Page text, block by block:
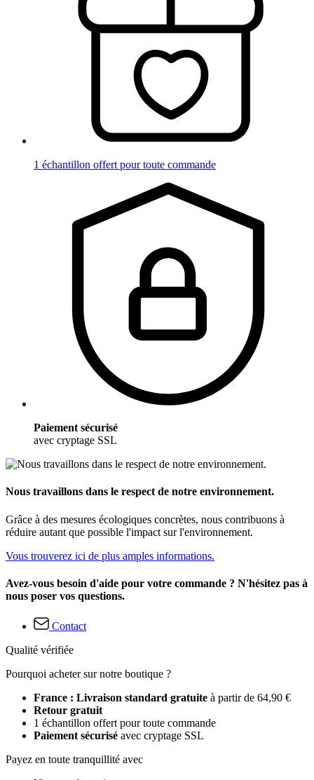
1 échantillon offert pour toute commande
Paiement sécurisé
avec cryptage SSL
Nous travaillons dans le respect de notre environnement.
Grâce à des mesures écologiques concrètes, nous contribuons à
réduire autant que possible l'impact sur l'environnement.
Vous trouverez ici de plus amples informations.
Avez-vous besoin d'aide pour votre commande ? N'hésitez pas à
nous poser vos questions.
Contact
Qualité vérifiée
Pourquoi acheter sur notre boutique ?
France : Livraison standard gratuite à partir de 64,90 €
Retour gratuit
1 échantillon offert pour toute commande
Paiement sécurisé avec cryptage SSL
Payez en toute tranquillité avec